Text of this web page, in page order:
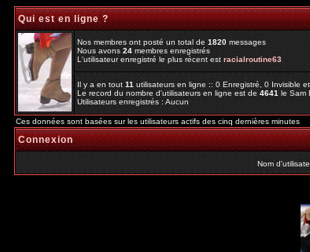
Qui est en ligne ?
Nos membres ont posté un total de1820messages
Nous avons24membres enregistrés
L'utilisateur enregistré le plus récent estracialroutine63
Il y a en tout11utilisateurs en ligne :: 0 Enregistré, 0 Invisible
Le record du nombre d'utilisateurs en ligne est de4641le Sam
Utilisateurs enregistrés : Aucun
Ces données sont basées sur les utilisateurs actifs des cinq dernières minutes
Connexion
Nom